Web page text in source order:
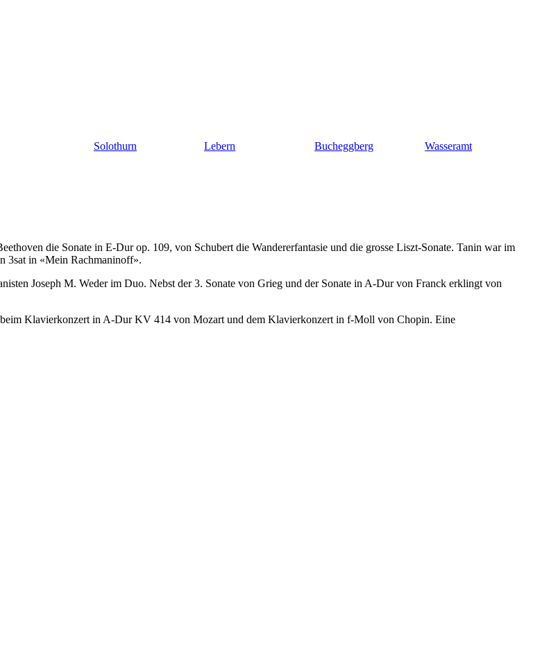
Solothurn Lebern Bucheggberg Wasseramt
die Sonate in E-Dur op. 109, von Schubert die Wandererfantasie und die grosse Liszt-Sonate. Tanin war im
3sat in «Mein Rachmaninoff».
Joseph M. Weder im Duo. Nebst der 3. Sonate von Grieg und der Sonate in A-Dur von Franck erklingt von
Klavierkonzert in A-Dur KV 414 von Mozart und dem Klavierkonzert in f-Moll von Chopin. Eine